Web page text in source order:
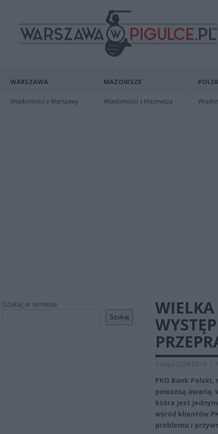
WARSZAWA
Wiadomości z Warszawy
MAZOWSZE
Wiadomości z Mazowsza
Szukaj w serwisie
Szukaj
7 maja 2024 20:19 |
PKO Bank
poważną awarią.
która jest
wśród klientów
problemu i